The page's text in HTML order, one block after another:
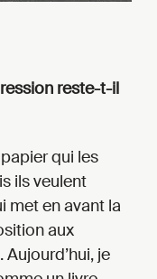
reste-t-il
qui les
ils veulent
met en avant la
aux
je